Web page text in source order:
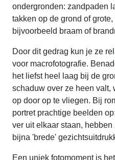
ondergronden: zandpaden
takken op de grond of
bijvoorbeeld braam of
Door dit gedrag kun je ze
voor macrofotografie.
het liefst heel laag bij de
schaduw over ze heen valt,
op door op te vliegen. Bij
portret prachtige beelden
ver uit elkaar staan,
bijna 'brede'
Een uniek fotomoment is